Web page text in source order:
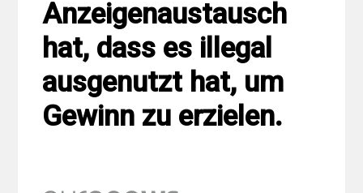
Anzeigenaustausch
hat, dass es illegal
ausgenutzt hat, um
Gewinn zu erzielen.